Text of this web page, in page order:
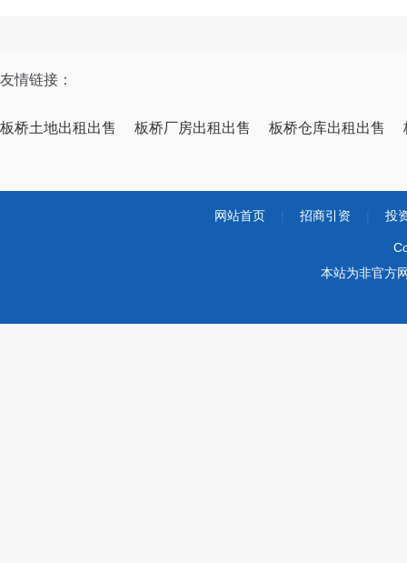
友情链接：
板桥土地出租出售 板桥厂房出租出售 板桥仓库出租出售
网站首页 招商引资 投
本站为非官方